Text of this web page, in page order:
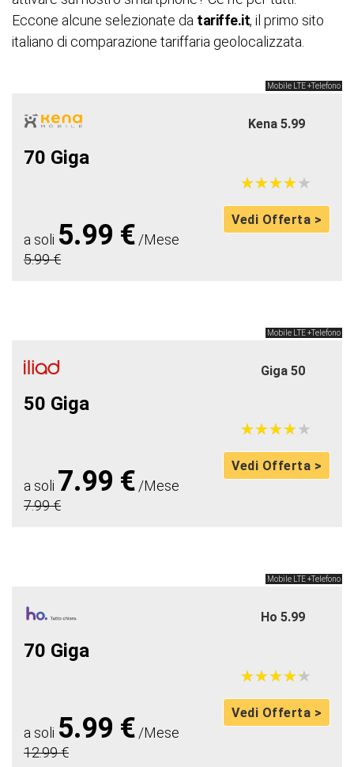
Eccone alcune selezionate da tariffe.it, il primo sito
italiano di comparazione tariffaria geolocalizzata.
Mobile LTE +Telefono
Kena 5.99
70 Giga
★★★★★
★★★★★
a soli 5.99 € /Mese
5.99 €
Vedi Offerta >
Mobile LTE +Telefono
Giga 50
50 Giga
★★★★★
★★★★★
a soli 7.99 € /Mese
7.99 €
Vedi Offerta >
Mobile LTE +Telefono
Ho 5.99
70 Giga
★★★★★
★★★★★
a soli 5.99 € /Mese
12.99 €
Vedi Offerta >